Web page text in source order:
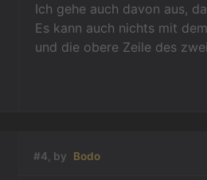
Ich gehe auch davon aus,
Es kann auch nichts mit
und die obere Zeile des
#4, by Bodo